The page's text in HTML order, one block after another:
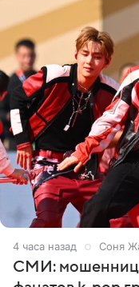
4 часа назад Соня
СМИ: